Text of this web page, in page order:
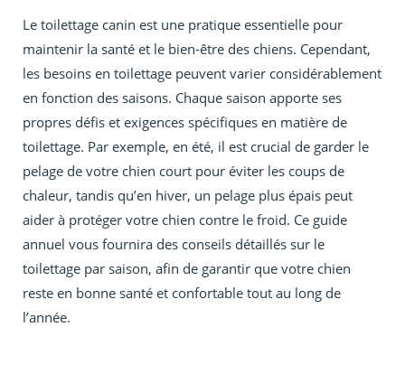
Le toilettage canin est une pratique essentielle pour
maintenir la santé et le bien-être des chiens. Cependant,
les besoins en toilettage peuvent varier considérablement
en fonction des saisons. Chaque saison apporte ses
propres défis et exigences spécifiques en matière de
toilettage. Par exemple, en été, il est crucial de garder le
pelage de votre chien court pour éviter les coups de
chaleur, tandis qu’en hiver, un pelage plus épais peut
aider à protéger votre chien contre le froid. Ce guide
annuel vous fournira des conseils détaillés sur le
toilettage par saison, afin de garantir que votre chien
reste en bonne santé et confortable tout au long de
l’année.